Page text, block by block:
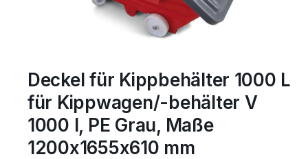
Deckel für Kippbehälter 1000 L
für Kippwagen/-behälter V
1000 l, PE Grau, Maße
1200x1655x610 mm